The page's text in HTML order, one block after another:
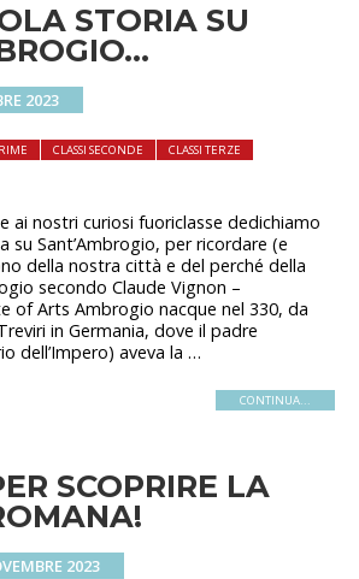
STORIA SU
2023
CLASSI SECONDE
CLASSI TERZE
ai nostri curiosi fuoriclasse dedichiamo
su Sant’Ambrogio, per ricordare (e
della nostra città e del perché della
secondo Claude Vignon –
of Arts Ambrogio nacque nel 330, da
in Germania, dove il padre
dell’Impero) aveva la …
CONTINUA...
SCOPRIRE LA
2023